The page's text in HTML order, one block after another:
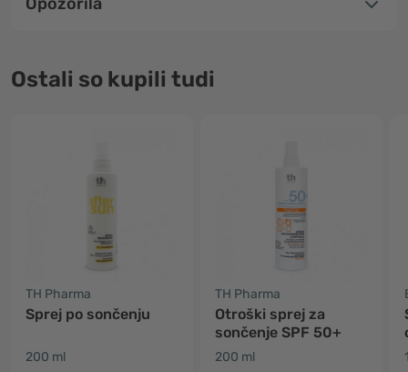
Ostali so kupili tudi
TH Pharma
Sprej po sončenju
200 ml
TH Pharma
Otroški sprej za
sončenje SPF 50+
200 ml